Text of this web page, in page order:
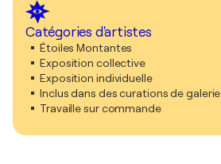
Catégories d'artistes
Étoiles Montantes
Exposition collective
Exposition individuelle
Inclus dans des curations de
Travaille sur commande